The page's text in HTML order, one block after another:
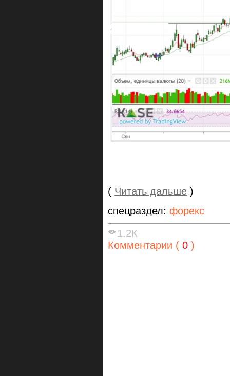
( Читать дальше )
спецраздел: форекс
1.2К
Комментарии ( 0 )